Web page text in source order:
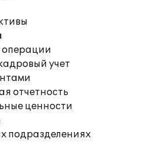
учет
отчетность
ценности
подразделениях